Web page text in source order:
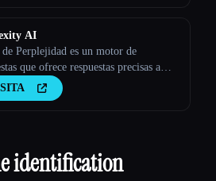
AI
Perplejidad es un motor de
que ofrece respuestas precisas a
complejas mediante modelos
grandes.
identification